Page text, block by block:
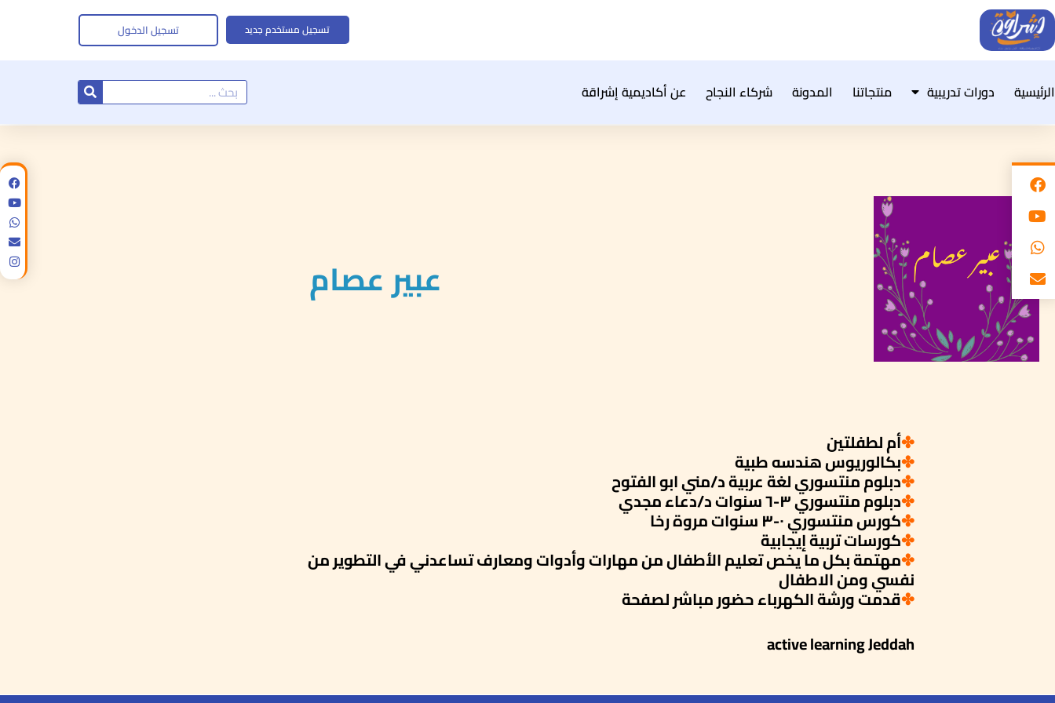
تخطي
إلى
المحتوى
تسجيل مستخدم جديد تسجيل الدخول
الرئيسية دورات تدريبية منتجاتنا المدونة شركاء النجاح عن أكاديمية إشراقة Search
عبير عصام
✤أم لطفلتين
✤بكالوريوس هندسه طبية
✤دبلوم منتسوري لغة عربية د/مني ابو الفتوح
✤دبلوم منتسوري ٣-٦ سنوات د/دعاء مجدي
✤كورس منتسوري ٠-٣ سنوات مروة رخا
✤كورسات تربية إيجابية
✤مهتمة بكل ما يخص تعليم الأطفال من مهارات وأدوات ومعارف تساعدني في التطوير من
نفسي ومن الاطفال
✤قدمت ورشة الكهرباء حضور مباشر لصفحة
active learning Jeddah